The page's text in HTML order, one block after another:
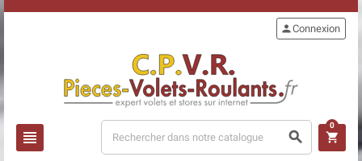
view_headline search
personConnexion
shopping_cart
0